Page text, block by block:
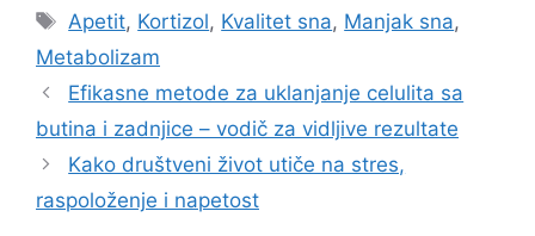
Tags
Apetit, Kortizol, Kvalitet sna, Manjak sna,
Metabolizam
Efikasne metode za uklanjanje celulita sa
butina i zadnjice – vodič za vidljive rezultate
Kako društveni život utiče na stres,
raspoloženje i napetost